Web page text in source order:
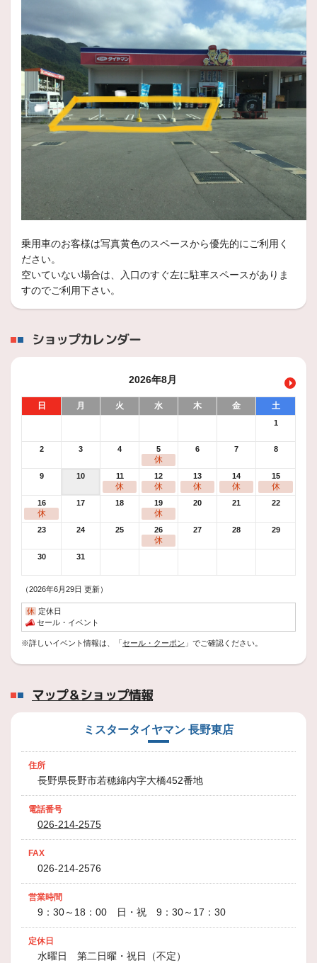
新年明けましておめでとうございます。
本年も皆様どうぞよろしくお願いいたします。
2024年12月12日
スタッドレスタイヤまだまだご予約出来
ます！！
まだまだ、新品タイヤ、ホイールご予約
承っております！！
技術・サービス
に！！
2024年11月4日
技術・サービス
働く車のタイヤ7
2024年10月21日
2024年10月10日
スタッフ日記
技術・サービス
皆様いつもご閲覧ありがとうございます。
皆様いつもご閲覧ありがとうございます。
技術・サービス
乗用車のお客様は写真黄色のスペースから優先的にご利用く
ださい。
空いていない場合は、入口のすぐ左に駐車スペースがありま
すのでご利用下さい。
ショップカレンダー
2026年8月
日 月 火 水 木 金 土
1
2 3 4 5
休
6 7 8
9 10 11
休
12
休
13
休
14
休
15
休
16
休
17 18 19
休
20 21 22
23 24 25 26
休
27 28 29
30 31
（2026年6月29日 更新）
休 定休日
セール・イベント
※詳しいイベント情報は、「セール・クーポン 」でご確認ください。
マップ＆ショップ情報
ミスタータイヤマン 長野東店
住所
長野県長野市若穂綿内字大橋452番地
電話番号
026-214-2575
FAX
026-214-2576
営業時間
9：30～18：00 日・祝 9：30～17：30
定休日
水曜日 第二日曜・祝日（不定）